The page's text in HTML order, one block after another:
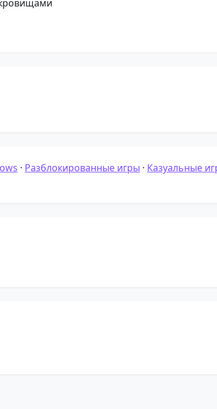
· Разблокированные игры · Казуальные